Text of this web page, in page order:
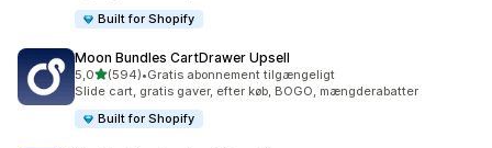
Built for Shopify
Moon Bundles CartDrawer Upsell
5,0ud af 5 stjerner
(594)
594 anmeldelser i alt
•Gratis abonnement tilgængeligt
Slide cart, gratis gaver, efter køb, BOGO, mængderabatter
Built for Shopify